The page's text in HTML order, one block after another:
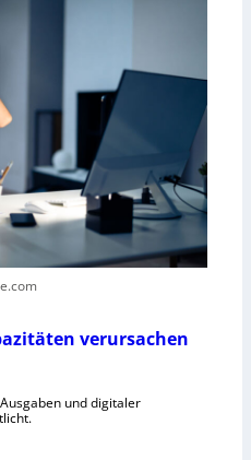
verursachen
und digitaler